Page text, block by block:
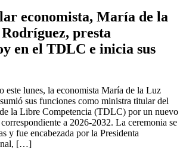
economista, María de la
presta
en el TDLC e inicia sus
este lunes, la economista María de la Luz
sus funciones como ministra titular del
la Libre Competencia (TDLC) por un nuevo
a 2026-2032. La ceremonia se
y fue encabezada por la Presidenta
[…]